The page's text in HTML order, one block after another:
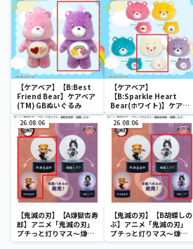
【ケアベア】【B:Best
Friend Bear】ケアベア
(TM) GBぬいぐるみ
【ケアベア】
【B:Sparkle Heart
Bear(ホワイト)】ケアベ
ア(TM)フェイスポーチ
26.08.06
【鬼滅の刃】【A煉獄杏寿
郎】アニメ「鬼滅の刃」
プチっと灯りマス～煉獄
杏寿郎・胡蝶しのぶ～
26.08.06
【鬼滅の刃】【B胡蝶しの
ぶ】アニメ「鬼滅の刃」
プチっと灯りマス～煉獄
杏寿郎・胡蝶しのぶ～